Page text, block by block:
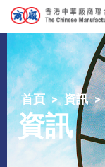
首頁 資訊
資訊